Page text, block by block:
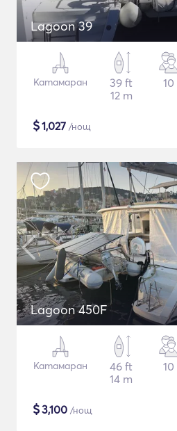
Lagoon 39
Катамаран
39 ft
12 m
10
$1,027 /нощ
Lagoon 450F
Катамаран
46 ft
14 m
10
$3,100 /нощ